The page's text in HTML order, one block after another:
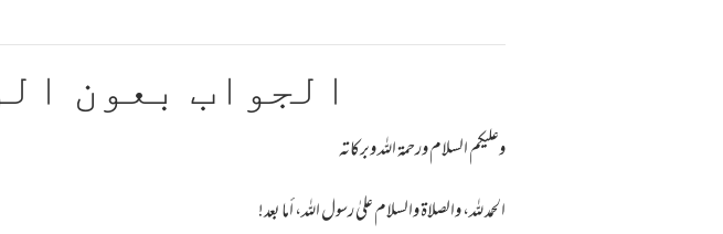
الجواب بعون
وعلیکم السلام ورحمة اللہ وبرکاته
الحمد لله، والصلاة والسلام علىٰ رسول الله، أما بعد!